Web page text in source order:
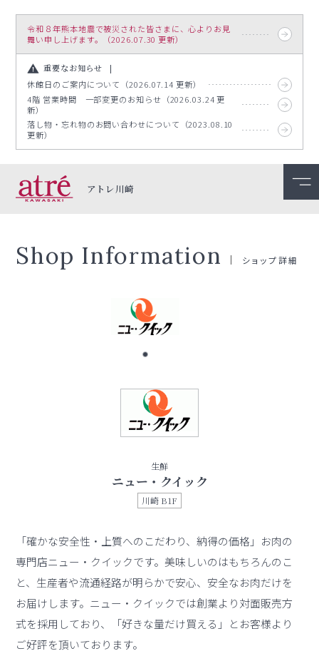
令和８年熊本地震で被災された皆さまに、心よりお見
舞い申し上げます。（2026.07.30 更新）
重要なお知らせ
休館日のご案内について（2026.07.14 更新）
4階 営業時間 一部変更のお知らせ（2026.03.24 更
新）
落し物・忘れ物のお問い合わせについて（2023.08.10
更新）
アトレ川崎
Shop Information ショップ詳細
生鮮
ニュー・クイック
川崎 B1F
「確かな安全性・上質へのこだわり、納得の価格」お肉の
専門店ニュー・クイックです。美味しいのはもちろんのこ
と、生産者や流通経路が明らかで安心、安全なお肉だけを
お届けします。ニュー・クイックでは創業より対面販売方
式を採用しており、「好きな量だけ買える」とお客様より
ご好評を頂いております。